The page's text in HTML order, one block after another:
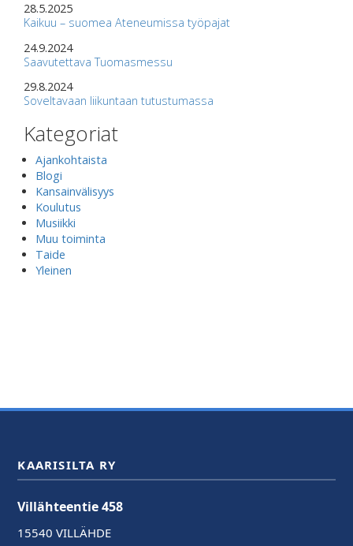
28.5.2025
Kaikuu – suomea Ateneumissa työpajat
24.9.2024
Saavutettava Tuomasmessu
29.8.2024
Soveltavaan liikuntaan tutustumassa
Kategoriat
Ajankohtaista
Blogi
Kansainvälisyys
Koulutus
Musiikki
Muu toiminta
Taide
Yleinen
KAARISILTA RY
Villähteentie 458
15540 VILLÄHDE